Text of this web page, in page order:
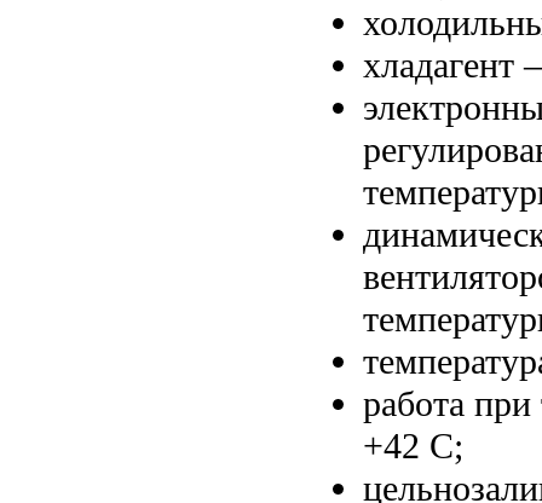
хладагент
работа
+42 С;